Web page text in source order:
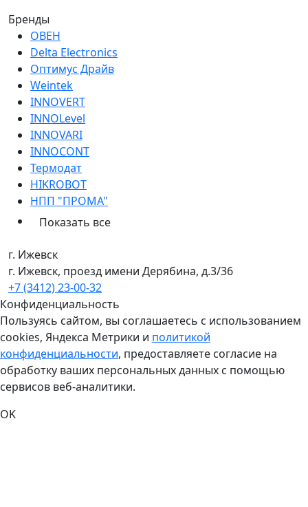
Бренды
ОВЕН
Delta Electronics
Оптимус Драйв
Weintek
INNOVERT
INNOLevel
INNOVARI
INNOCONT
Термодат
HIKROBOT
НПП "ПРОМА"
Показать все
г. Ижевск
г. Ижевск, проезд имени Дерябина, д.3/36
+7 (3412) 23-00-32
Конфиденциальность
Пользуясь сайтом, вы соглашаетесь с использованием
cookies, Яндекса Метрики и политикой
конфиденциальности, предоставляете согласие на
обработку ваших персональных данных с помощью
сервисов веб-аналитики.
OK